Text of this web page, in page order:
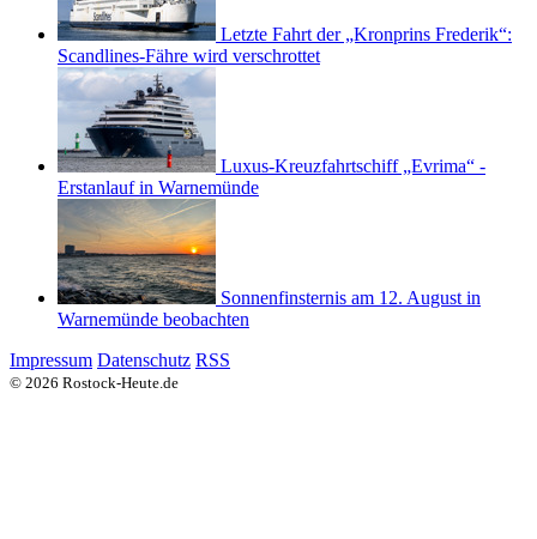
Letzte Fahrt der „Kronprins Frederik“:
Scandlines-Fähre wird verschrottet
Luxus-Kreuzfahrtschiff „Evrima“ -
Erstanlauf in Warnemünde
Sonnenfinsternis am 12. August in
Warnemünde beobachten
Impressum Datenschutz RSS
© 2026 Rostock-Heute.de